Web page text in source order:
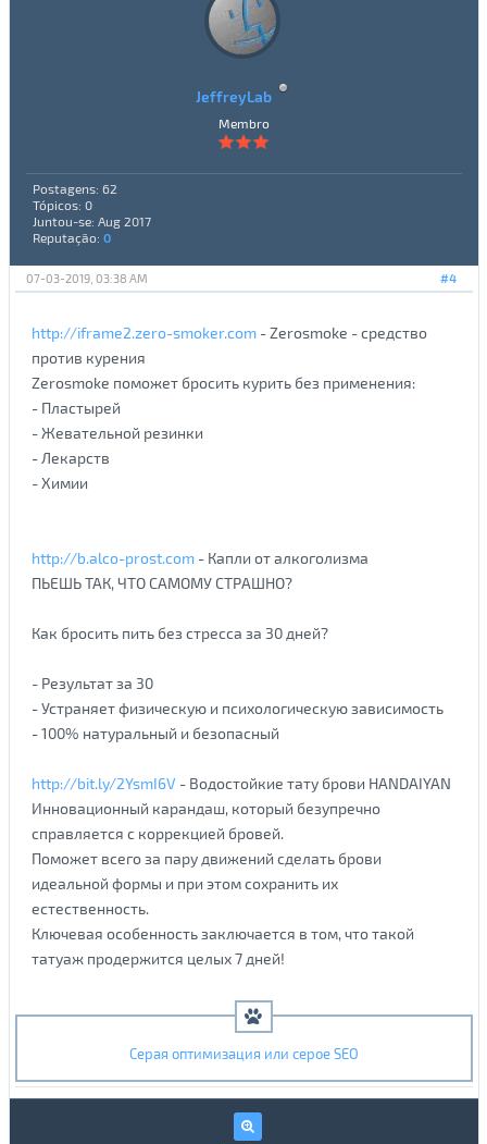
JeffreyLab
Membro
Postagens: 62
Tópicos: 0
Juntou-se: Aug 2017
Reputação: 0
#4
07-03-2019, 03:38 AM
http://iframe2.zero-smoker.com- Zerosmoke - средство
против курения
Zerosmoke поможет бросить курить без применения:
- Пластырей
- Жевательной резинки
- Лекарств
- Химии
http://b.alco-prost.com- Капли от алкоголизма
ПЬЕШЬ ТАК, ЧТО САМОМУ СТРАШНО?
Как бросить пить без стресса за 30 дней?
- Результат за 30
- Устраняет физическую и психологическую зависимость
- 100% натуральный и безопасный
http://bit.ly/2YsmI6V - Водостойкие тату брови HANDAIYAN
Инновационный карандаш, который безупречно
справляется с коррекцией бровей.
Поможет всего за пару движений сделать брови
идеальной формы и при этом сохранить их
естественность.
Ключевая особенность заключается в том, что такой
татуаж продержится целых 7 дней!
Серая оптимизация или серое SEO